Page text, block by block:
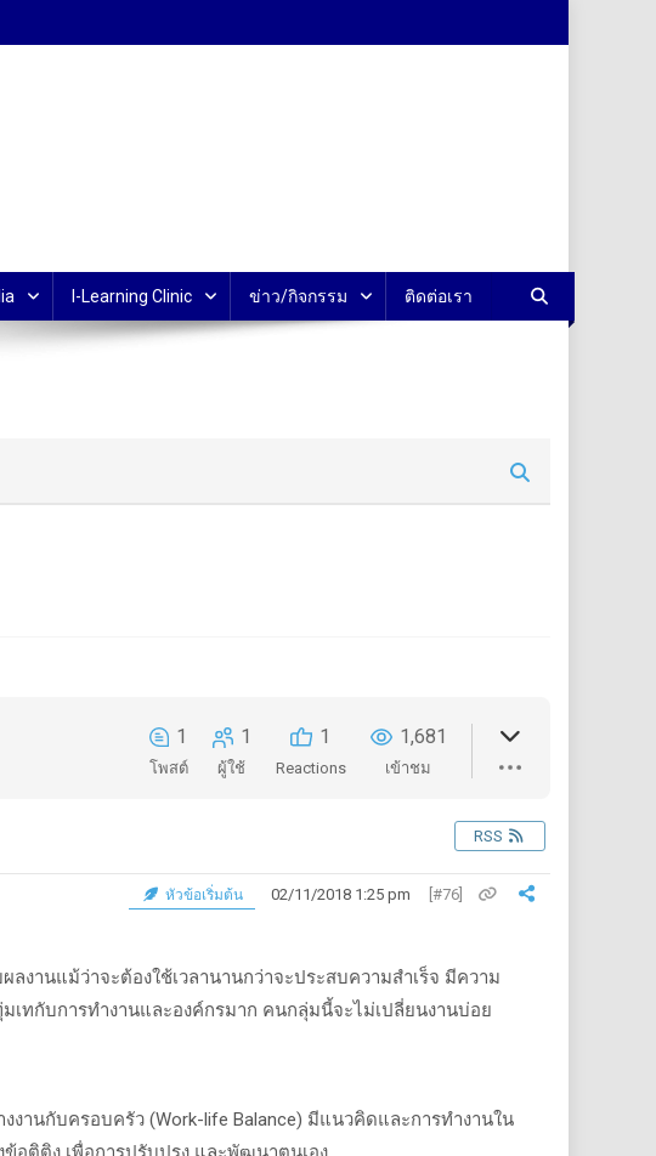
I-Learning Clinic ข่าว/กิจกรรม ติดต่อเรา
1
โพสต์
1
ผู้ใช้
1
Reactions
1,681
เข้าชม
RSS
หัวข้อเริ่มต้น 02/11/2018 1:25 pm [#76]
านแม้ว่าจะต้องใช้เวลานานกว่าจะประสบความสำเร็จ มีความ
เทกับการทำงานและองค์กรมาก คนกลุ่มนี้จะไม่เปลี่ยนงานบ่อย
านกับครอบครัว (Work-life Balance) มีแนวคิดและการทำงานใน